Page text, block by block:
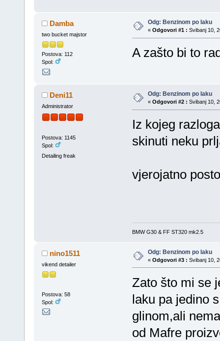
Damba
two bucket majstor
Postova: 112
Spol:
Odg: Benzinom po laku
« Odgovori #1 : Svibanj 10,
A zašto bi to
Deni11
Administrator
Postova: 1145
Spol:
Detailing freak
Odg: Benzinom po laku
« Odgovori #2 : Svibanj 10,
Iz kojeg
skinuti neku
vjerojatno
BMW G30 & FF ST320 mk2.5
nino1511
vikend detailer
Postova: 58
Spol:
Odg: Benzinom po laku
« Odgovori #3 : Svibanj 10,
Zato što mi se
laku pa jedino
glinom,ali
od Mafre